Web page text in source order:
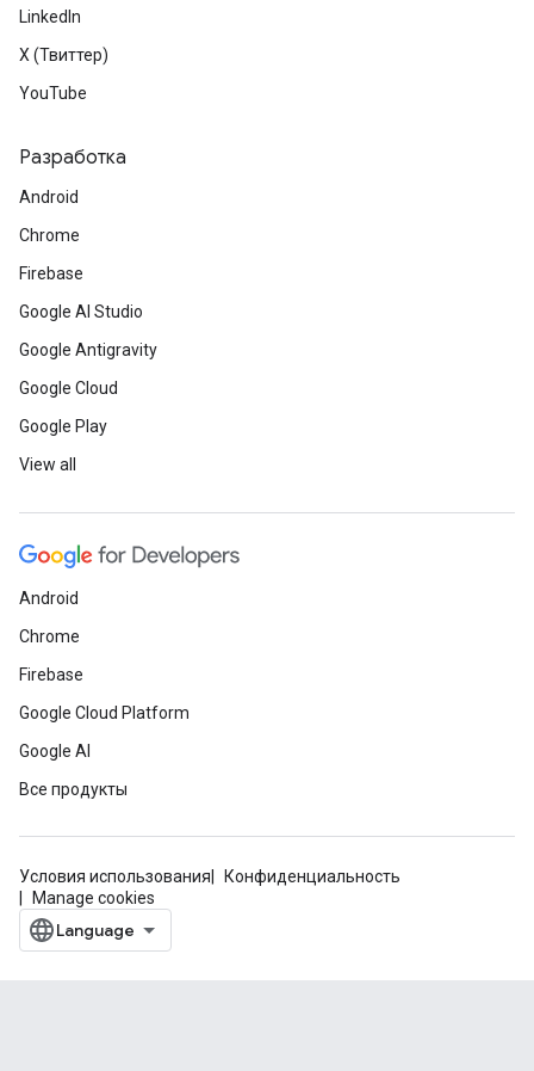
LinkedIn
X (Твиттер)
YouTube
Разработка
Android
Chrome
Firebase
Google AI Studio
Google Antigravity
Google Cloud
Google Play
View all
Android
Chrome
Firebase
Google Cloud Platform
Google AI
Все продукты
Условия использования
Конфиденциальность
Manage cookies